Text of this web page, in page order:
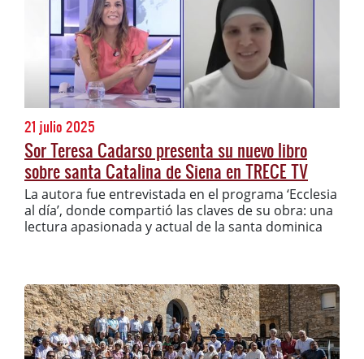
21 julio 2025
Sor Teresa Cadarso presenta su nuevo libro
sobre santa Catalina de Siena en TRECE TV
La autora fue entrevistada en el programa ‘Ecclesia
al día’, donde compartió las claves de su obra: una
lectura apasionada y actual de la santa dominica